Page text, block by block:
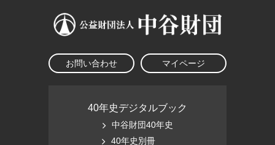
お問い合わせ マイページ
40年史デジタルブック
中谷財団40年史
40年史別冊